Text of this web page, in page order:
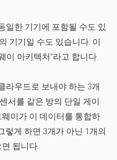
일한 기기에 포함될 수도 있
기기일 수도 있습니다. 이
이 아키텍처"라고 합니다.
라우드로 보내야 하는 3개
서를 같은 방의 단일 게이
이가 이 데이터를 통합하
렇게 하면 3개가 아닌 1개의
됩니다.